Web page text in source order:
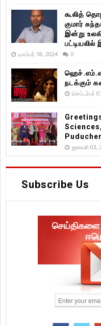
கூலித்
குமார்
இன்று
பட்டியலில்
டிசம்பர் 18, 2024 0
நடக்கும்
செப்டம்பர்
ஜனவரி 03,
Subscribe Us
செய்திகளை